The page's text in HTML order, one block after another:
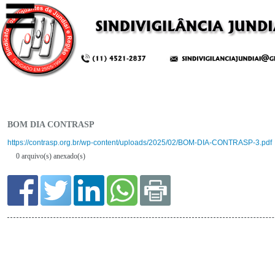
BOM DIA CONTRASP
0 arquivo(s) anexado(s)